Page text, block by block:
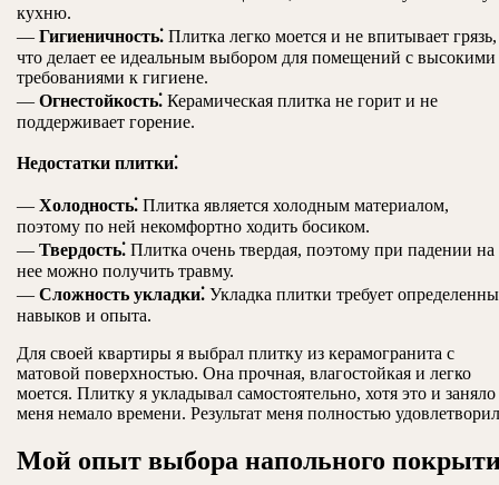
кухню.
— Гигиеничность⁚ Плитка легко моется и не впитывает грязь,
что делает ее идеальным выбором для помещений с высокими
требованиями к гигиене.
— Огнестойкость⁚ Керамическая плитка не горит и не
поддерживает горение.
Недостатки плитки⁚
— Холодность⁚ Плитка является холодным материалом,
поэтому по ней некомфортно ходить босиком.
— Твердость⁚ Плитка очень твердая, поэтому при падении на
нее можно получить травму.
— Сложность укладки⁚ Укладка плитки требует
навыков и опыта.
Для своей квартиры я выбрал плитку из керамогранита с
матовой поверхностью. Она прочная, влагостойкая и легко
моется. Плитку я укладывал самостоятельно, хотя это и заняло
меня немало времени. Результат меня полностью
Мой опыт выбора напольного